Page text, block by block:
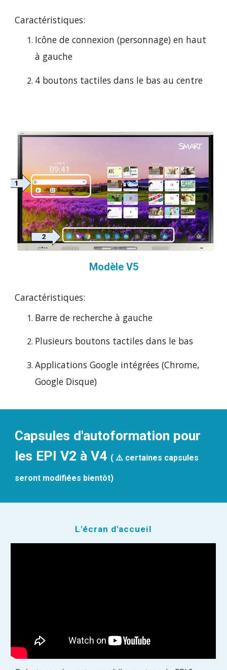
Caractéristiques:
Icône de connexion (personnage) en haut
à gauche
4 boutons tactiles dans le bas au centre
Modèle V5
Caractéristiques:
Barre de recherche à gauche
Plusieurs boutons tactiles dans le bas
Applications Google intégrées (Chrome,
Google Disque)
Capsules d'autoformation pour
les EPI V2 à V4 ( ⚠️ certaines capsules
seront modifiées bientôt)
L'écran d'accueil